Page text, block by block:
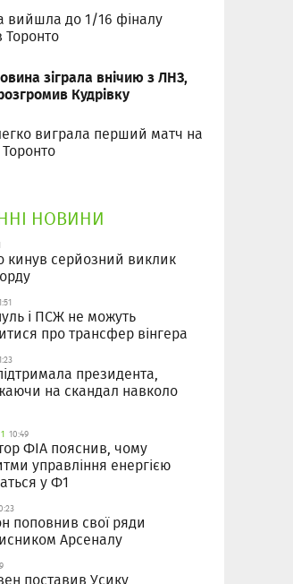
вийшла до 1/16 фіналу
Торонто
зіграла внічию з ЛНЗ,
Кудрівку
виграла перший матч на
Торонто
НОВИНИ
кинув серйозний виклик
і ПСЖ не можуть
про трансфер вінгера
президента,
на скандал навколо
10:49
ФІА пояснив, чому
управління енергією
у Ф1
поповнив свої ряди
Арсеналу